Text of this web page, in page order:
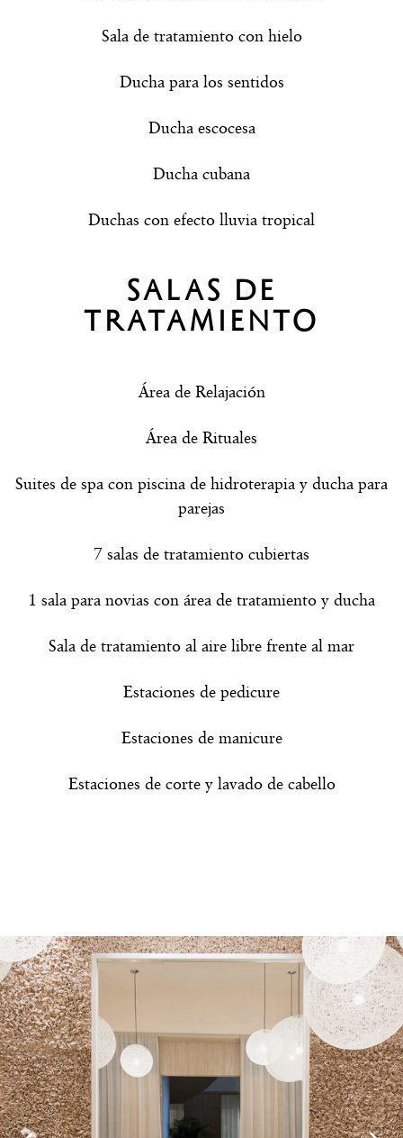
Sala de tratamiento con hielo
Ducha para los sentidos
Ducha escocesa
Ducha cubana
Duchas con efecto lluvia tropical
SALAS DE
TRATAMIENTO
Área de Relajación
Área de Rituales
Suites de spa con piscina de hidroterapia y ducha para
parejas
7 salas de tratamiento cubiertas
1 sala para novias con área de tratamiento y ducha
Sala de tratamiento al aire libre frente al mar
Estaciones de pedicure
Estaciones de manicure
Estaciones de corte y lavado de cabello